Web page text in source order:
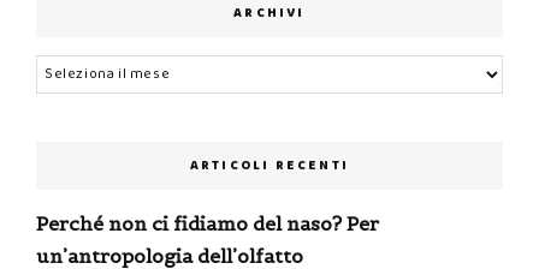
ARCHIVI
Archivi
ARTICOLI RECENTI
Perché non ci fidiamo del naso? Per
un’antropologia dell’olfatto